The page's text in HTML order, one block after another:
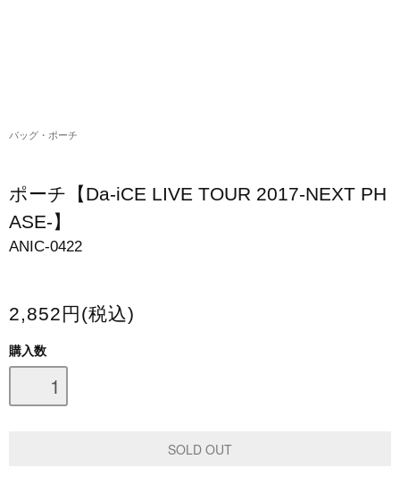
和田颯｜Wagic Hour Worksグッズ
クリスマスアイテム
EC限定グッズ
会場限定グッズ
バッグ・ポーチ
ポーチ【Da-iCE LIVE TOUR 2017-NEXT PH
ASE-】
ANIC-0422
2,852円(税込)
購入数